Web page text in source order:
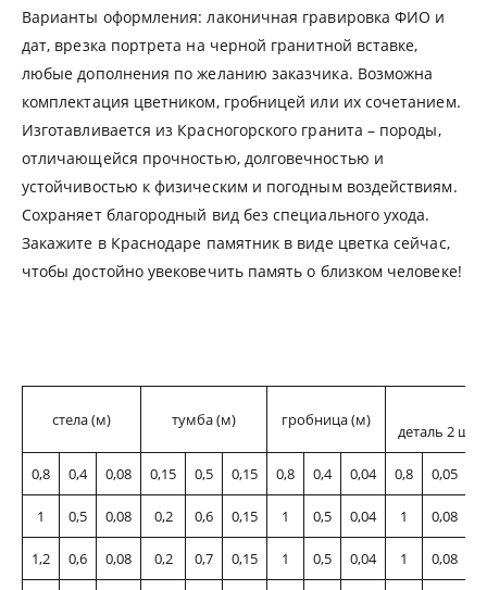
Варианты оформления: лаконичная гравировка ФИО и
дат, врезка портрета на черной гранитной вставке,
любые дополнения по желанию заказчика. Возможна
комплектация цветником, гробницей или их сочетанием.
Изготавливается из Красногорского гранита – породы,
отличающейся прочностью, долговечностью и
устойчивостью к физическим и погодным воздействиям.
Сохраняет благородный вид без специального ухода.
Закажите в Краснодаре памятник в виде цветка сейчас,
чтобы достойно увековечить память о близком человеке!
стела (м) тумба (м) гробница (м)
деталь 2
0,8 0,4 0,08 0,15 0,5 0,15 0,8 0,4 0,04 0,8 0,05
1 0,5 0,08 0,2 0,6 0,15 1 0,5 0,04 1 0,08
1,2 0,6 0,08 0,2 0,7 0,15 1 0,5 0,04 1 0,08